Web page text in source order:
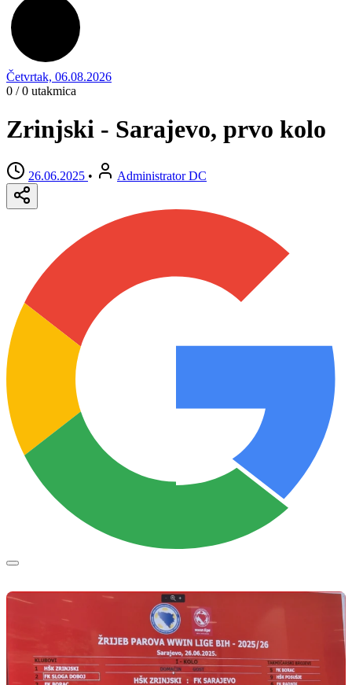
Četvrtak, 06.08.2026
0 / 0 utakmica
Zrinjski - Sarajevo, prvo kolo
26.06.2025 • Administrator DC